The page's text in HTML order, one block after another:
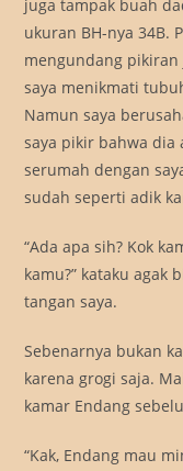
juga tampak buah
ukuran BH-nya 34B.
mengundang pikiran
saya menikmati
Namun saya
saya pikir bahwa dia
serumah dengan
sudah seperti adik
“Ada apa sih? Kok
kamu?” kataku agak
tangan saya.
Sebenarnya bukan
karena grogi saja.
kamar Endang
“Kak, Endang mau